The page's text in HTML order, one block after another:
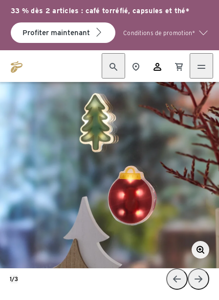
33 % dès 2 articles : café torréfié, capsules et thé*
Profiter maintenant Conditions de promotion*
1/3